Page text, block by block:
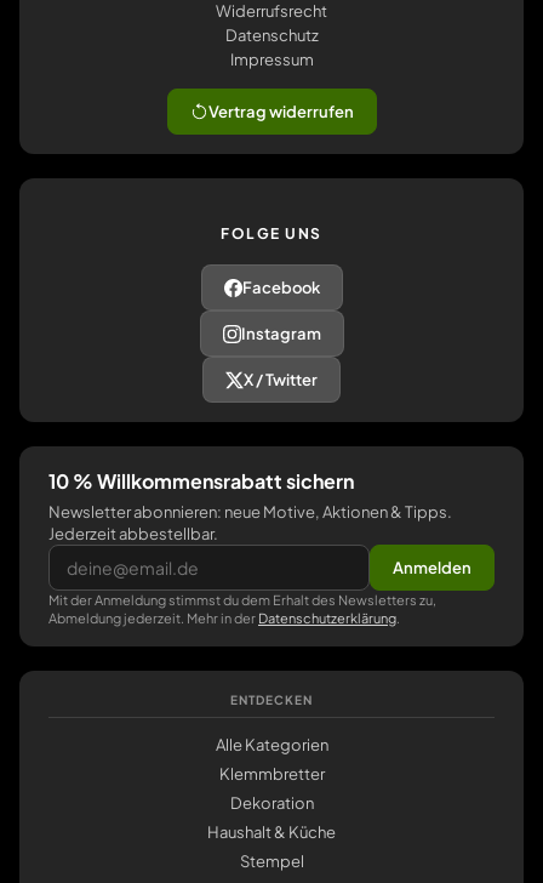
Widerrufsrecht
Datenschutz
Impressum
Vertrag widerrufen
FOLGE UNS
Facebook
Instagram
X / Twitter
10 % Willkommensrabatt sichern
Newsletter abonnieren: neue Motive, Aktionen & Tipps.
Jederzeit abbestellbar.
Anmelden
Mit der Anmeldung stimmst du dem Erhalt des Newsletters zu,
Abmeldung jederzeit. Mehr in der Datenschutzerklärung
ENTDECKEN
Alle Kategorien
Klemmbretter
Dekoration
Haushalt & Küche
Stempel